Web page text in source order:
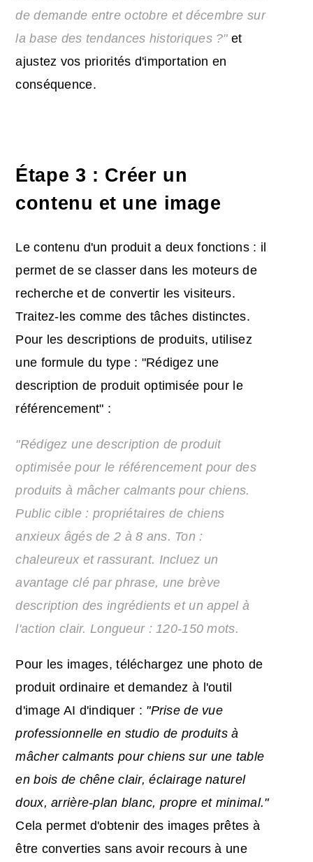
de demande entre octobre et décembre sur
la base des tendances historiques ?"et
ajustez vos priorités d'importation en
conséquence.
Étape 3 : Créer un
contenu et une image
Le contenu d'un produit a deux fonctions : il
permet de se classer dans les moteurs de
recherche et de convertir les visiteurs.
Traitez-les comme des tâches distinctes.
Pour les descriptions de produits, utilisez
une formule du type : "Rédigez une
description de produit optimisée pour le
référencement" :
"Rédigez une description de produit
optimisée pour le référencement pour des
produits à mâcher calmants pour chiens.
Public cible : propriétaires de chiens
anxieux âgés de 2 à 8 ans. Ton :
chaleureux et rassurant. Incluez un
avantage clé par phrase, une brève
description des ingrédients et un appel à
l'action clair. Longueur : 120-150 mots.
Pour les images, téléchargez une photo de
produit ordinaire et demandez à l'outil
d'image AI d'indiquer : "Prise de vue
professionnelle en studio de produits à
mâcher calmants pour chiens sur une table
en bois de chêne clair, éclairage naturel
doux, arrière-plan blanc, propre et minimal."
Cela permet d'obtenir des images prêtes à
être converties sans avoir recours à une